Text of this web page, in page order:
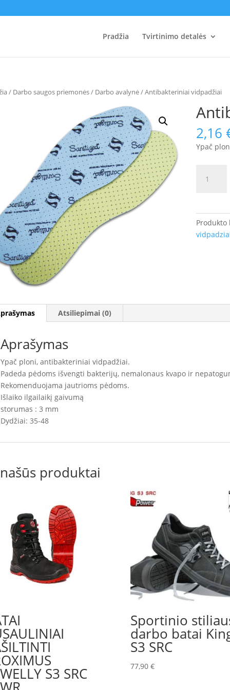
Pradžia Tvirtinimo detalės
/ Darbo saugos priemonės/ Darbo avalynė/ Antibakteriniai vidpadžiai
2,16
Ypač
kiekis:
Produkto
Atsiliepimai (0)
Aprašymas
Ypač ploni, antibakteriniai vidpadžiai.
Padeda pėdoms išvengti bakterijų, nemalonaus kvapo ir
Rekomenduojama jautrioms pėdoms.
Išlaiko ilgailaikį gaivumą
storumas : 3 mm
Dydžiai: 35-48
produktai
S3 SRC
Sportinio
darbo batai
S3 SRC
77,90 €